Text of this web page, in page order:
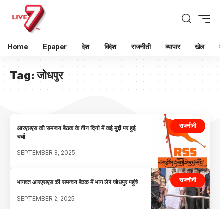
Home Epaper देश विदेश राजनीती व्यापार खेल
Tag:जोधपुर
राजनीती
आरएसएस की समन्वय बैठक के तीन दिनो में कई मुद्दों पर हुई
चर्चा
SEPTEMBER 8, 2025
राजनीती
भागवत आरएसएस की समन्वय बैठक में भाग लेने जोधपुर पहुंचे
SEPTEMBER 2, 2025